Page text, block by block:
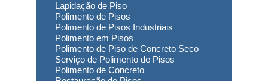
Lapidação de Piso
Polimento de Pisos
Polimento de Pisos Industriais
Polimento em Pisos
Polimento de Piso de Concreto Seco
Serviço de Polimento de Pisos
Polimento de Concreto